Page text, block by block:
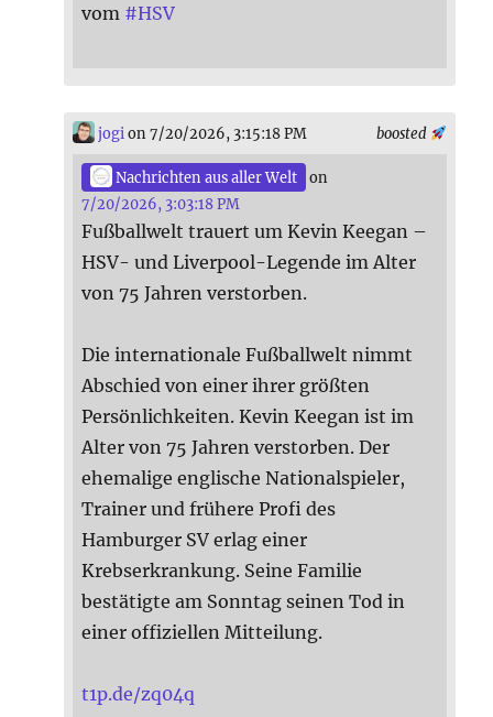
vom #HSV
boosted
jogi on 7/20/2026, 3:15:18 PM
Nachrichten aus aller Welt
on
7/20/2026, 3:03:18 PM
Fußballwelt trauert um Kevin Keegan –
HSV- und Liverpool-Legende im Alter
von 75 Jahren verstorben.
Die internationale Fußballwelt nimmt
Abschied von einer ihrer größten
Persönlichkeiten. Kevin Keegan ist im
Alter von 75 Jahren verstorben. Der
ehemalige englische Nationalspieler,
Trainer und frühere Profi des
Hamburger SV erlag einer
Krebserkrankung. Seine Familie
bestätigte am Sonntag seinen Tod in
einer offiziellen Mitteilung.
t1p.de/zq04q